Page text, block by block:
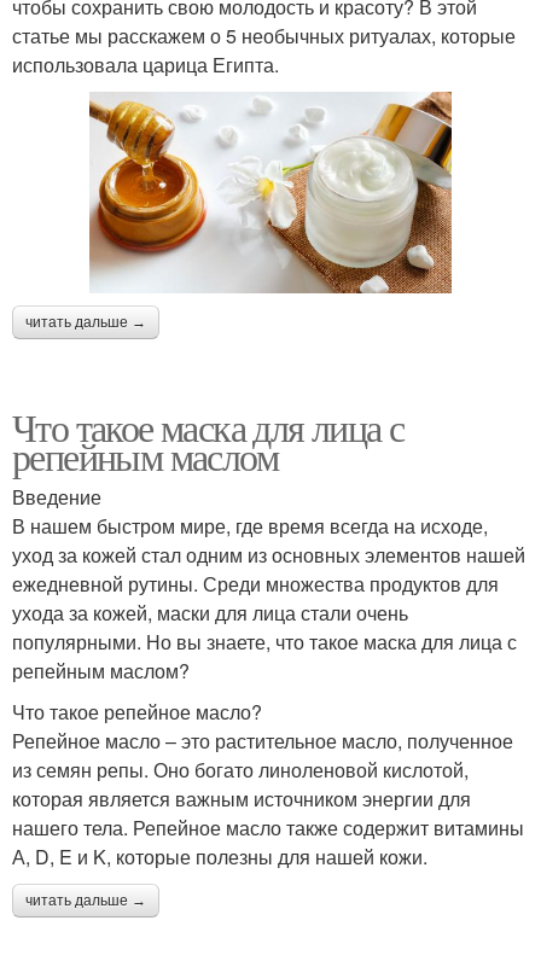
чтобы сохранить свою молодость и красоту? В этой
статье мы расскажем о 5 необычных ритуалах, которые
использовала царица Египта.
читать дальше →
Что такое маска для лица с
репейным маслом
Введение
В нашем быстром мире, где время всегда на исходе,
уход за кожей стал одним из основных элементов нашей
ежедневной рутины. Среди множества продуктов для
ухода за кожей, маски для лица стали очень
популярными. Но вы знаете, что такое маска для лица с
репейным маслом?
Что такое репейное масло?
Репейное масло – это растительное масло, полученное
из семян репы. Оно богато линоленовой кислотой,
которая является важным источником энергии для
нашего тела. Репейное масло также содержит витамины
А, D, E и K, которые полезны для нашей кожи.
читать дальше →